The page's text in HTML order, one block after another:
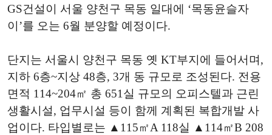
GS건설이 서울 양천구 목동 일대에 ‘목동윤슬자
이’를 오는 6월 분양할 예정이다.
단지는 서울시 양천구 목동 옛 KT부지에 들어서며,
지하 6층~지상 48층, 3개 동 규모로 조성된다. 전용
면적 114~204㎡ 총 651실 규모의 오피스텔과 근린
생활시설, 업무시설 등이 함께 계획된 복합개발 사
업이다. 타입별로는 ▲115㎡A 118실 ▲114㎡B 208